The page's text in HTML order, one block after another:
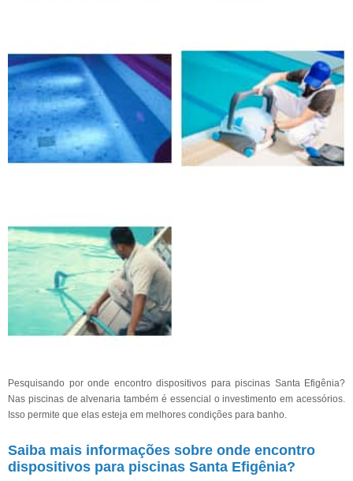
Pesquisando por onde encontro dispositivos para piscinas Santa Efigênia?
Nas piscinas de alvenaria também é essencial o investimento em acessórios.
Isso permite que elas esteja em melhores condições para banho.
Saiba mais informações sobre onde encontro
dispositivos para piscinas Santa Efigênia?